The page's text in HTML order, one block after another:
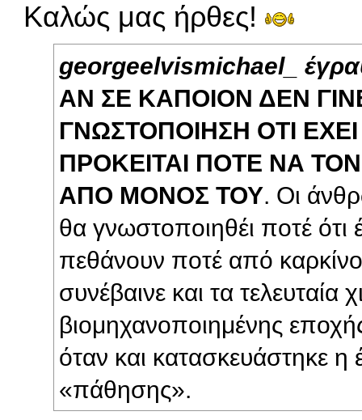
Καλώς μας ήρθες!
georgeelvismichael_
ΑΝ ΣΕ ΚΑΠΟΙΟΝ ΔΕΝ
ΓΝΩΣΤΟΠΟΙΗΣΗ ΟΤΙ
ΠΡΟΚΕΙΤΑΙ ΠΟΤΕ ΝΑ
ΑΠΟ ΜΟΝΟΣ ΤΟΥ. Οι
θα γνωστοποιηθέι ποτέ ότι
πεθάνουν ποτέ από
συνέβαινε και τα τελευταία
βιομηχανοποιημένης
όταν και κατασκευάστηκε η
«πάθησης».